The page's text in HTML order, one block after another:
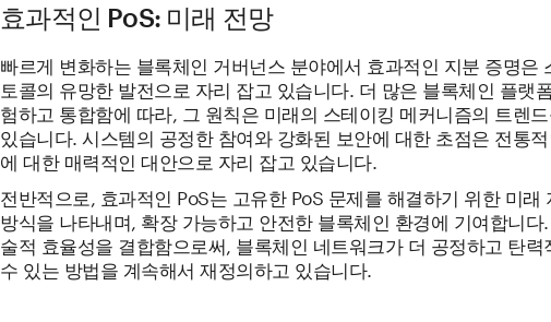
효과적인 PoS: 미래 전망
빠르게 변화하는 블록체인 거버넌스 분야에서 효과적인 지분 증명은
토콜의 유망한 발전으로 자리 잡고 있습니다. 더 많은 블록체인 플랫
험하고 통합함에 따라, 그 원칙은 미래의 스테이킹 메커니즘의 트렌
있습니다. 시스템의 공정한 참여와 강화된 보안에 대한 초점은 전통
에 대한 매력적인 대안으로 자리 잡고 있습니다.
전반적으로, 효과적인 PoS는 고유한 PoS 문제를 해결하기 위한 미래
방식을 나타내며, 확장 가능하고 안전한 블록체인 환경에 기여합니다
술적 효율성을 결합함으로써, 블록체인 네트워크가 더 공정하고 탄력
수 있는 방법을 계속해서 재정의하고 있습니다.